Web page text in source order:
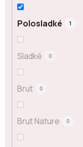
Polosladké 1
Sladké 0
Brut 0
Brut Nature 0